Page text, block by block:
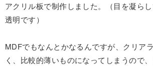
アクリル板で制作しました。（目を凝ら
透明です）
MDFでもなんとかなるんですが、クリア
く、比較的薄いものになってしまうので